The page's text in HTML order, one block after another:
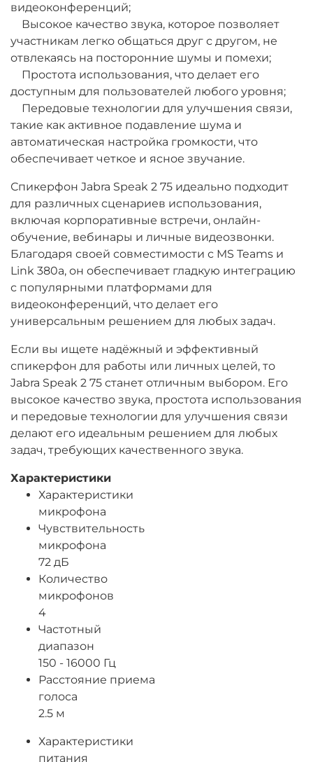
видеоконференций;
Высокое качество звука, которое позволяет
участникам легко общаться друг с другом, не
отвлекаясь на посторонние шумы и помехи;
Простота использования, что делает его
доступным для пользователей любого уровня;
Передовые технологии для улучшения связи,
такие как активное подавление шума и
автоматическая настройка громкости, что
обеспечивает четкое и ясное звучание.
Спикерфон Jabra Speak 2 75 идеально подходит
для различных сценариев использования,
включая корпоративные встречи, онлайн-
обучение, вебинары и личные видеозвонки.
Благодаря своей совместимости с MS Teams и
Link 380a, он обеспечивает гладкую интеграцию
с популярными платформами для
видеоконференций, что делает его
универсальным решением для любых задач.
Если вы ищете надёжный и эффективный
спикерфон для работы или личных целей, то
Jabra Speak 2 75 станет отличным выбором. Его
высокое качество звука, простота использования
и передовые технологии для улучшения связи
делают его идеальным решением для любых
задач, требующих качественного звука.
Характеристики
Характеристики
микрофона
Чувствительность
микрофона
72 дБ
Количество
микрофонов
4
Частотный
диапазон
150 - 16000 Гц
Расстояние приема
голоса
2.5 м
Характеристики
питания